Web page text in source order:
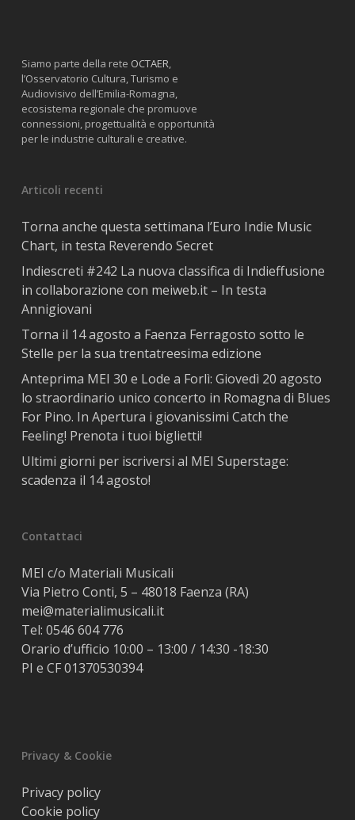
Siamo parte della rete OCTAER,
l’Osservatorio Cultura, Turismo e
Audiovisivo dell’Emilia-Romagna,
ecosistema regionale che promuove
connessioni, progettualità e opportunità
per le industrie culturali e creative.
Articoli recenti
Torna anche questa settimana l’Euro Indie Music
Chart, in testa Reverendo Secret
Indiescreti #242 La nuova classifica di Indieffusione
in collaborazione con meiweb.it – In testa
Annigiovani
Torna il 14 agosto a Faenza Ferragosto sotto le
Stelle per la sua trentatreesima edizione
Anteprima MEI 30 e Lode a Forlì: Giovedì 20 agosto
lo straordinario unico concerto in Romagna di Blues
For Pino. In Apertura i giovanissimi Catch the
Feeling! Prenota i tuoi biglietti!
Ultimi giorni per iscriversi al MEI Superstage:
scadenza il 14 agosto!
Contattaci
MEI c/o Materiali Musicali
Via Pietro Conti, 5 – 48018 Faenza (RA)
mei@materialimusicali.it
Tel: 0546 604 776
Orario d’ufficio 10:00 – 13:00 / 14:30 -18:30
PI e CF 01370530394
Privacy & Cookie
Privacy policy
Cookie policy